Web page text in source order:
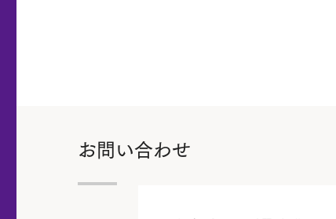
お問い合わせ